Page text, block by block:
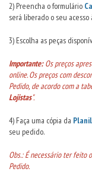
2) Preencha o formulário
será liberado o seu
3) Escolha as peças
Importante:Os preços
online. Os preços com
Pedido, de acordo com a
Lojistas".
4) Faça uma cópia da
seu pedido.
Obs.: É necessário ter feito o
Pedido.